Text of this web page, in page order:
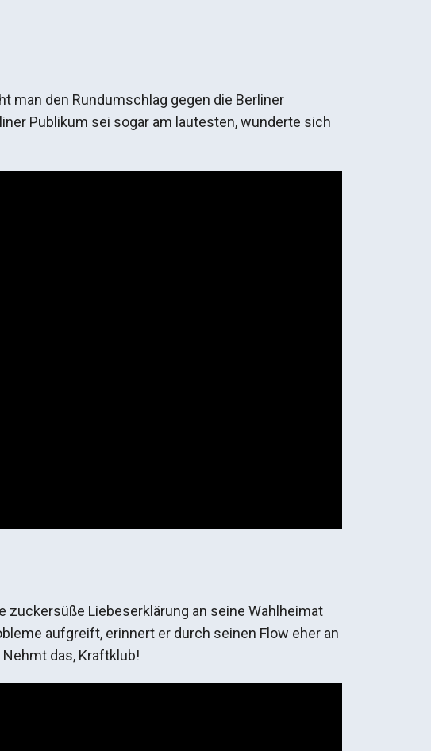
man den Rundumschlag gegen die Berliner
Publikum sei sogar am lautesten, wunderte sich
zuckersüße Liebeserklärung an seine Wahlheimat
aufgreift, erinnert er durch seinen Flow eher an
das, Kraftklub!